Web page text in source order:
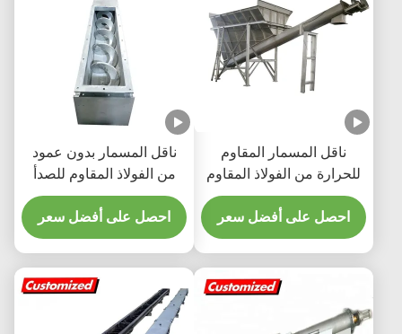
ناقل المسمار المقاوم
للحرارة من الفولاذ المقاوم
للصدأ
احصل على أفضل سعر
ناقل المسمار بدون عمود
من الفولاذ المقاوم للصدأ
قابلة للتخصيص للتعامل مع
المواد بكفاءة عالية
احصل على أفضل سعر